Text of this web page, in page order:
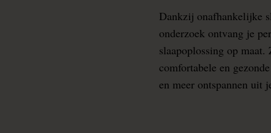
Dankzij onafhankelijke
onderzoek ontvang je
slaapoplossing op
comfortabele en
en meer ontspannen uit